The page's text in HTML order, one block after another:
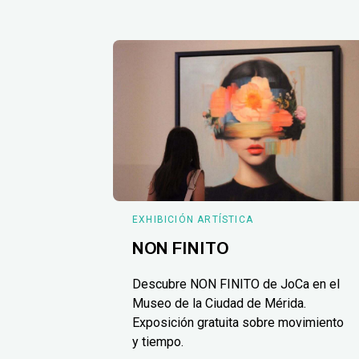
EXHIBICIÓN ARTÍSTICA
NON FINITO
Descubre NON FINITO de JoCa en el
Museo de la Ciudad de Mérida.
Exposición gratuita sobre movimiento
y tiempo.